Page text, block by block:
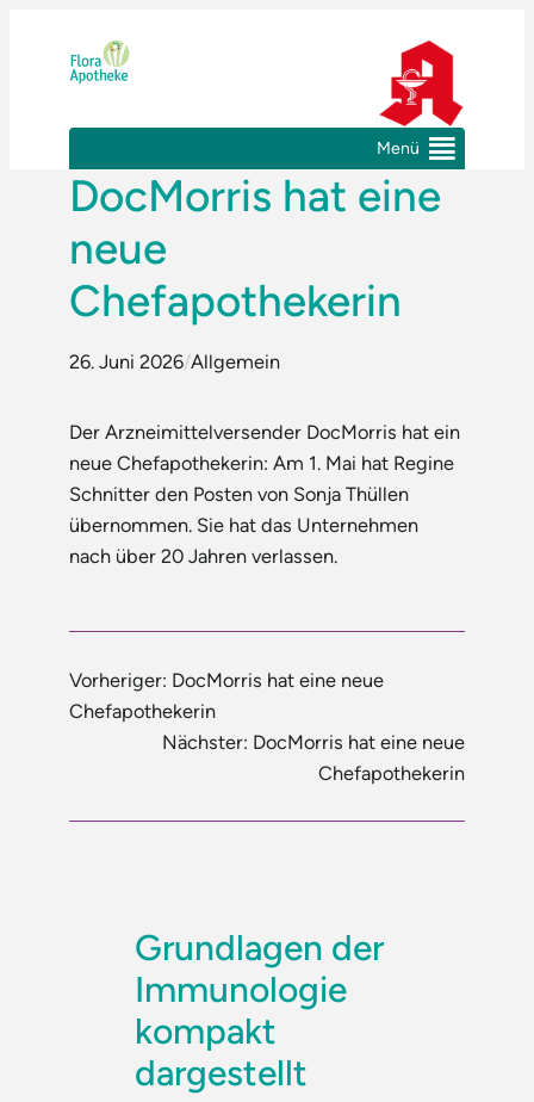
springen
Menü
DocMorris hat eine
neue
Chefapothekerin
26. Juni 2026/Allgemein
Der Arzneimittelversender DocMorris hat ein
neue Chefapothekerin: Am 1. Mai hat Regine
Schnitter den Posten von Sonja Thüllen
übernommen. Sie hat das Unternehmen
nach über 20 Jahren verlassen.
Vorheriger: DocMorris hat eine neue
Chefapothekerin
Nächster: DocMorris hat eine neue
Chefapothekerin
Grundlagen der
Immunologie
kompakt
dargestellt